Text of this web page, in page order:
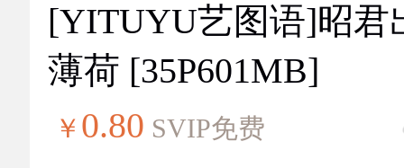
[YITUYU艺图语]昭君
薄荷 [35P601MB]
￥ 0.80 SVIP免费